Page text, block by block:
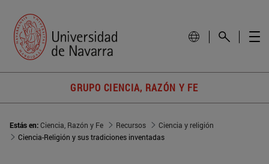
GRUPO CIENCIA, RAZÓN Y FE
Estás en:Ciencia, Razón y Fe Recursos
Ciencia y religión
Ciencia-Religión y sus tradiciones inventadas